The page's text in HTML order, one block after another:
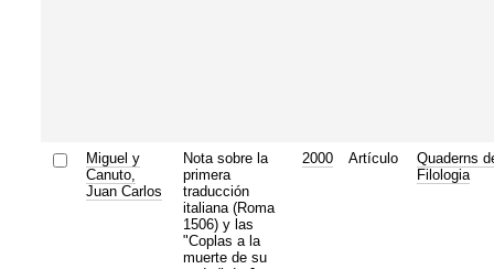
Miguel y
Canuto,
Juan Carlos
Nota sobre la
primera
traducción
italiana (Roma
1506) y las
"Coplas a la
muerte de su
2000 Artículo
Quaderns
Filologia